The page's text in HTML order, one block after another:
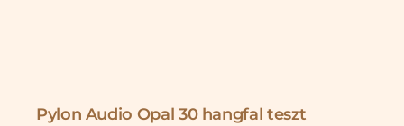
Pylon Audio Opal 30 hangfal teszt